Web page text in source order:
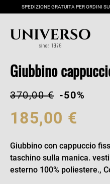
SPEDIZIONE GRATUITA PER ORDINI
Giubbino
370,00 € -50%
185,00 €
Giubbino con cappuccio
taschino sulla manica.
esterno 100% poliestere.,